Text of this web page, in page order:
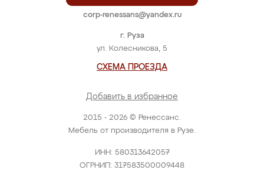
2015 - 2026 © Ренессанс.
Мебель от производителя в Рузе.
ИНН: 580313642057
ОГРНИП: 317583500009448
г. Руза
ул. Колесникова, 5
СХЕМА ПРОЕЗДА
Добавить в избранное
corp-renessans@yandex.ru